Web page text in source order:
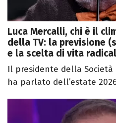
Luca Mercalli, chi è il
della TV: la previsione
e la scelta di vita
Il presidente della
ha parlato dell’estate